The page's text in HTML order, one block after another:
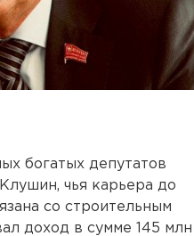
богатых депутатов
чья карьера до
со строительным
доход в сумме 145 млн